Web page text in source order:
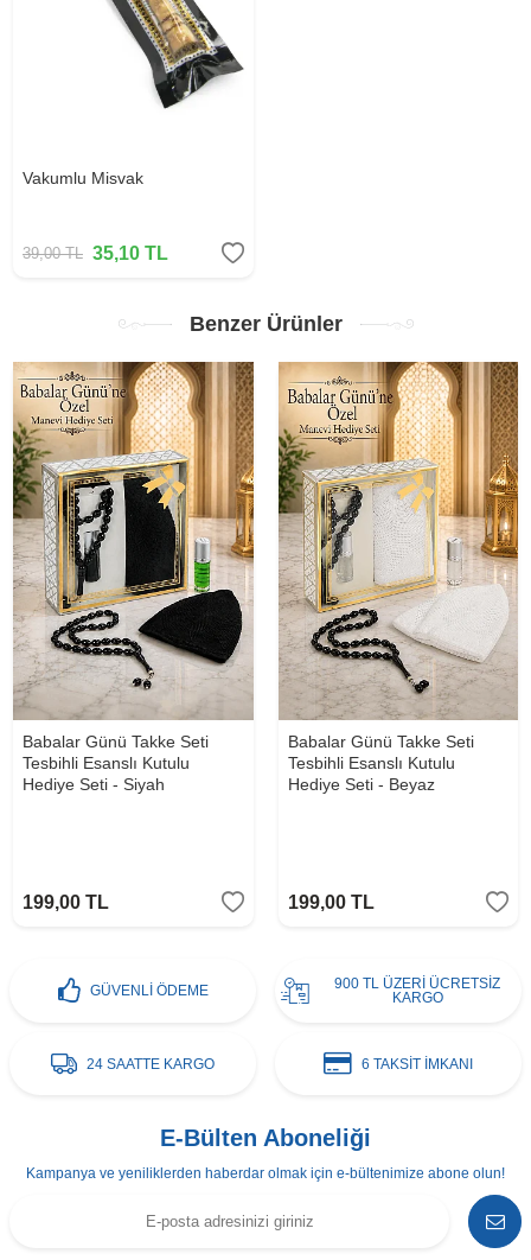
Vakumlu Misvak
39,00TL 35,10 TL
Benzer Ürünler
Babalar Günü Takke Seti
Tesbihli Esanslı Kutulu
Hediye Seti - Siyah
199,00 TL
Babalar Günü Takke Seti
Tesbihli Esanslı Kutulu
Hediye Seti - Beyaz
199,00TL
GÜVENLİ ÖDEME
900 TL ÜZERİ ÜCRETSİZ
KARGO
24 SAATTE KARGO 6 TAKSİT İMKANI
E-Bülten Aboneliği
Kampanya ve yeniliklerden haberdar olmak için e-bültenimize abone olun!